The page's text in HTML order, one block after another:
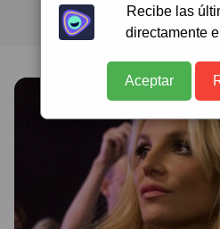
Recibe las
directamente
Aceptar